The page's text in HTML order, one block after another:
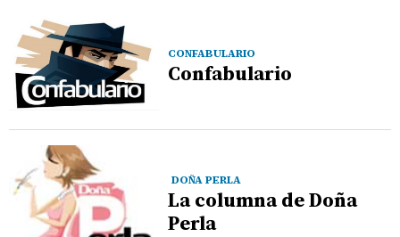
CONFABULARIO
Confabulario
DOÑA PERLA
La columna de Doña
Perla